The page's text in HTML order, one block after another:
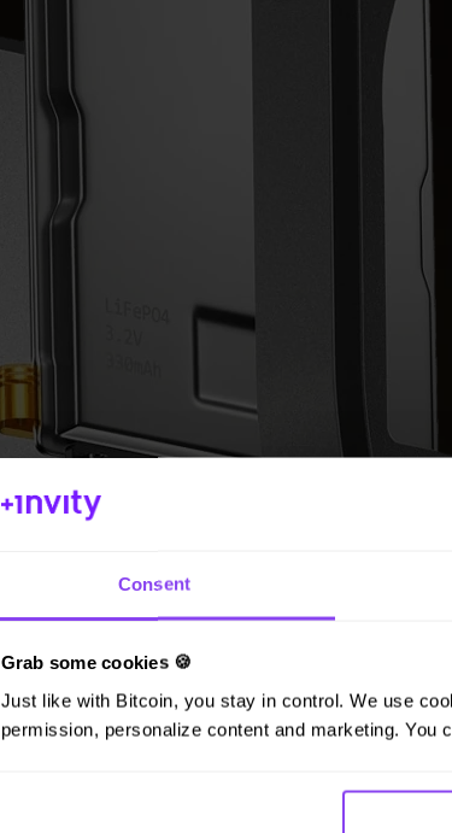
Consent
Grab some cookies 🍪
Just like with Bitcoin, you stay in control. We use
permission, personalize content and marketing.